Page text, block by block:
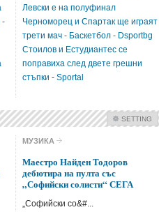
Hide
-
Левски е на полуфинал
Черноморец и Спартак ще играят
трети мач - Баскетбол - Dsportbg
Стоилов и Естудиантес се
поправиха след двете грешни
стъпки - Sportal
SETTING
Изкуство
МУЗИКА
Маестро Найден Тодоров
дебютира на пулта със
„Софийски солисти“ СЕГА
„Софийски со&#...